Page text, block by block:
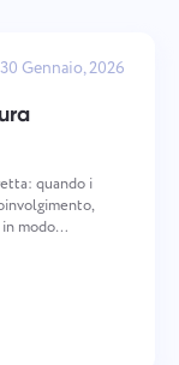
30 Gennaio, 2026
quando i
modo
e chiudilo